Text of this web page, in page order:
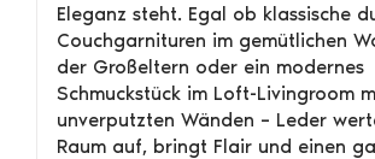
Eleganz steht. Egal ob klassische
Couchgarnituren im gemütlichen
der Großeltern oder ein modernes
Schmuckstück im Loft-Livingroom
unverputzten Wänden – Leder
Raum auf, bringt Flair und einen